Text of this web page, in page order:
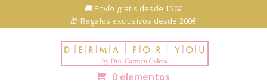
Abrir barra de herramientas
🚚 Envío gratis desde 150€
🎁 Regalos exclusivos desde 200€
0 elementos